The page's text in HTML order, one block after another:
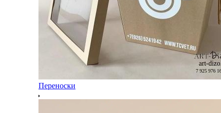
Переноски